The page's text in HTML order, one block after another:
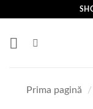
content
Prima pagină /